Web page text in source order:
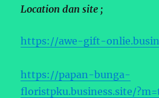
Location dan site ;
https://awe-gift-
https://papan-bunga-
floristpku.business.site/